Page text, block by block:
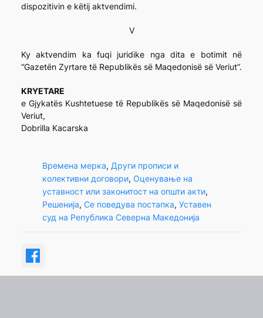
dispozitivin e këtij aktvendimi.
V
Ky aktvendim ka fuqi juridike nga dita e botimit në
“Gazetën Zyrtare të Republikës së Maqedonisë së Veriut”.
KRYETARE
e Gjykatës Kushtetuese të Republikës së Maqedonisë së
Veriut,
Dobrilla Kacarska
Времена мерка, Други прописи и
колективни договори, Оценување на
уставност или законитост на општи акти
Решенија, Се поведува постапка, Уставен
суд на Република Северна Македонија